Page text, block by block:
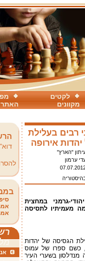
האתר
לקטים
מקוונים
רבים בעלילת
אירופה
"הארץ"
ערמון
גרמני במחצית
נבדל מכמה מעמיתיו לתסיסה
הגסיסה של יהדות
כשם ספרו של עמוס
משה מנדלסון בשערי העיר